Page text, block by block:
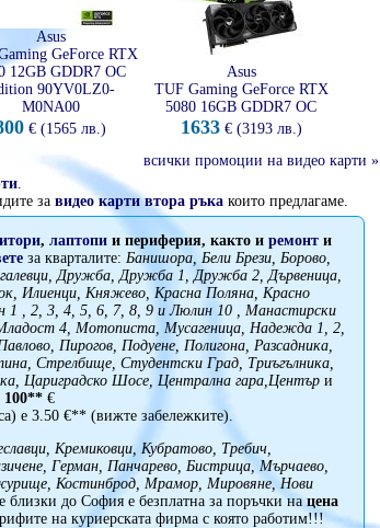
Asus
GeForce RTX
12GB GDDR7 OC
90YV0LZ0-
M0NA00
€ (1565 лв.)
Asus
TUF Gaming GeForce RTX
5080 16GB GDDR7 OC
1633€ (3193 лв.)
всички промоции на видео карти »
за видео карти втора ръка които предлагаме.
, лаптопии периферия, както и ремонти
за кварталите: Банишора, Бели Брези, Борово,
Дружба, Дружба 1, Дружба 2, Дървеница,
Илиенци, Княжево, Красна Поляна, Красно
1 , 2, 3, 4, 5, 6, 7, 8, 9 и Люлин 10 , Манастирски
4, Мотописта, Мусагеница, Надежда 1, 2,
Пирогов, Подуене, Полигона, Разсадника,
Стрелбище, Студентски Град, Триъгълника,
Цариградско Шосе, Централна гара,Центъри
100**€
е 3.50 €** (вижте забележките).
Кремиковци, Кубратово, Требич,
Герман, Панчарево, Бистрица, Мърчаево,
Костинброд, Мрамор, Мировяне, Нови
близки до София е безплатна за поръчки нацена
на куриерската фирма с която работим!!!